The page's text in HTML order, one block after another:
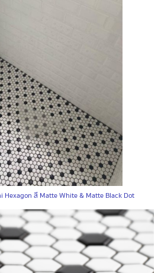
Hexagon สี Matte White & Matte Black Dot